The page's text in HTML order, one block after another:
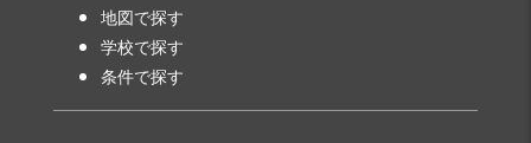
地図で探す
学校で探す
条件で探す